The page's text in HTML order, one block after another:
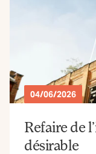
04/06/2026
Refaire de
désirable